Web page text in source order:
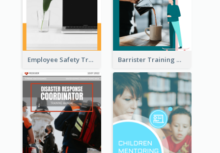
Employee Safety Training Manual Barrister Training Manual